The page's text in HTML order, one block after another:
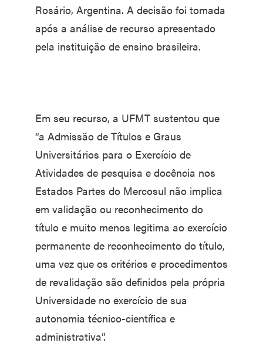
Rosário, Argentina. A decisão foi tomada
após a análise de recurso apresentado
pela instituição de ensino brasileira.
Em seu recurso, a UFMT sustentou que
“a Admissão de Títulos e Graus
Universitários para o Exercício de
Atividades de pesquisa e docência nos
Estados Partes do Mercosul não implica
em validação ou reconhecimento do
título e muito menos legitima ao exercício
permanente de reconhecimento do título,
uma vez que os critérios e procedimentos
de revalidação são definidos pela própria
Universidade no exercício de sua
autonomia técnico-científica e
administrativa”.